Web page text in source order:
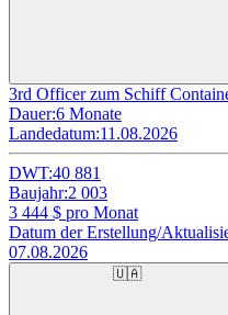
3rd Officer zum Schiff
Dauer:6 Monate
Landedatum:11.08.2026
DWT:40 881
Baujahr:2 003
3 444 $ pro Monat
Datum der Erstellung/
07.08.2026
🇺🇦